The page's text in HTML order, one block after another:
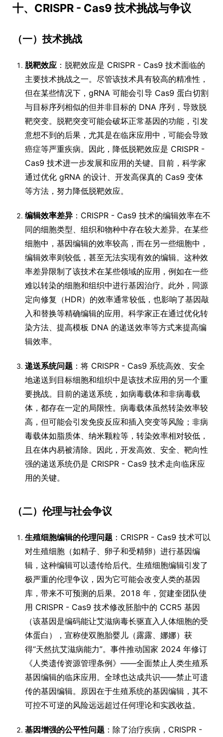
十、CRISPR - Cas9 技术挑战与争议
（一）技术挑战
脱靶效应 ：脱靶效应是 CRISPR - Cas9 技术面临的
主要技术挑战之一。尽管该技术具有较高的精准性，
但在某些情况下，gRNA 可能会引导 Cas9 蛋白切割
与目标序列相似的但并非目标的 DNA 序列，导致脱
靶突变。脱靶突变可能会破坏正常基因的功能，引发
意想不到的后果，尤其是在临床应用中，可能会导致
癌症等严重疾病。因此，降低脱靶效应是 CRISPR -
Cas9 技术进一步发展和应用的关键。目前，科学家
通过优化 gRNA 的设计、开发高保真的 Cas9 变体
等方法，努力降低脱靶效应。
编辑效率差异 ：CRISPR - Cas9 技术的编辑效率在不
同的细胞类型、组织和物种中存在较大差异。在某些
细胞中，基因编辑的效率较高，而在另一些细胞中，
编辑效率则较低，甚至无法实现有效的编辑。这种效
率差异限制了该技术在某些领域的应用，例如在一些
难以转染的细胞和组织中进行基因治疗。此外，同源
定向修复（HDR）的效率通常较低，也影响了基因敲
入和替换等精确编辑的应用。科学家正在通过优化转
染方法、提高模板 DNA 的递送效率等方式来提高编
辑效率。
递送系统问题 ：将 CRISPR - Cas9 系统高效、安全
地递送到目标细胞和组织中是该技术应用的另一个重
要挑战。目前的递送系统，如病毒载体和非病毒载
体，都存在一定的局限性。病毒载体虽然转染效率较
高，但可能会引发免疫反应和插入突变等风险；非病
毒载体如脂质体、纳米颗粒等，转染效率相对较低，
且在体内易被清除。因此，开发高效、安全、靶向性
强的递送系统仍是 CRISPR - Cas9 技术走向临床应
用的关键。
（二）伦理与社会争议
生殖细胞编辑的伦理问题 ：CRISPR - Cas9 技术可以
对生殖细胞（如精子、卵子和受精卵）进行基因编
辑，这种编辑可以遗传给后代。生殖细胞编辑引发了
极严重的伦理争议，因为它可能会改变人类的基因
库，带来不可预测的后果。2018 年，贺建奎团队使
用 CRISPR - Cas9 技术修改胚胎中的 CCR5 基因
（该基因是编码能让艾滋病毒长驱直入人体细胞的受
体蛋白），宣称使双胞胎婴儿（露露、娜娜）获
得“天然抗艾滋病能力”。事件推动国家 2024 年修订
《人类遗传资源管理条例》——全面禁止人类生殖系
基因编辑的临床应用。全球也达成共识——禁止可遗
传的基因编辑。原因在于生殖系统的基因编辑，其不
可控不可逆的风险远远超过任何理论和实践收益。
基因增强的公平性问题 ：除了治疗疾病，CRISPR -